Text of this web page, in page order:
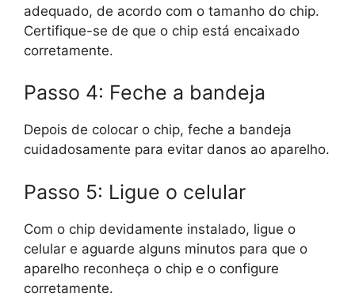
adequado, de acordo com o tamanho do chip.
Certifique-se de que o chip está encaixado
corretamente.
Passo 4: Feche a bandeja
Depois de colocar o chip, feche a bandeja
cuidadosamente para evitar danos ao aparelho.
Passo 5: Ligue o celular
Com o chip devidamente instalado, ligue o
celular e aguarde alguns minutos para que o
aparelho reconheça o chip e o configure
corretamente.